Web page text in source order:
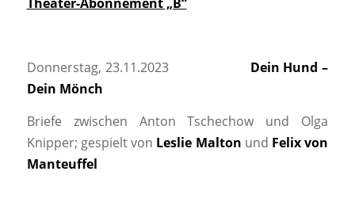
Donnerstag, 23.11.2023 Dein Hund –
Dein Mönch
Briefe zwischen Anton Tschechow und Olga
Knipper; gespielt von Leslie Malton und Felix von
Manteuffel